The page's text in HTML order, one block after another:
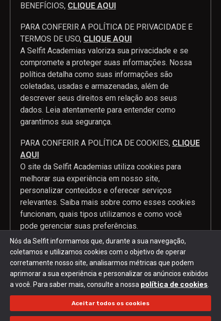
BENEFÍCIOS, CLIQUE AQUI
PARA CONFERIR A POLÍTICA DE PRIVACIDADE E
TERMOS DE USO, CLIQUE AQUI
A Selfit Academias valoriza sua privacidade e se
compromete a proteger suas informações. Nossa
política detalha como suas informações são
coletadas, usadas e armazenadas, além de
descrever seus direitos em relação aos seus
dados. Leia atentamente para entender como
garantimos sua segurança.
PARA CONFERIR A POLÍTICA DE COOKIES, CLIQUE
AQUI
O site da Selfit Academias utiliza cookies para
melhorar sua experiência em nosso site,
personalizar conteúdos e oferecer serviços
relevantes. Saiba mais sobre como esses cookies
funcionam, quais tipos utilizamos e como você
pode gerenciar suas preferências.
2024 Selfit © Todos os direitos reservados. Desenvolvido por
Mobi2buy
Política de privacidade e Termos de uso | Política de cookies
Nós da Selfit informamos que, durante a sua navegação,
coletamos e utilizamos cookies com o objetivo de operar
corretamente nosso site, analisarmos métricas que podem
aprimorar a sua experiência e personalizar os anúncios exibidos
a você. Para saber mais, consulte a nossa política de cookies
Aceitar todos os cookies